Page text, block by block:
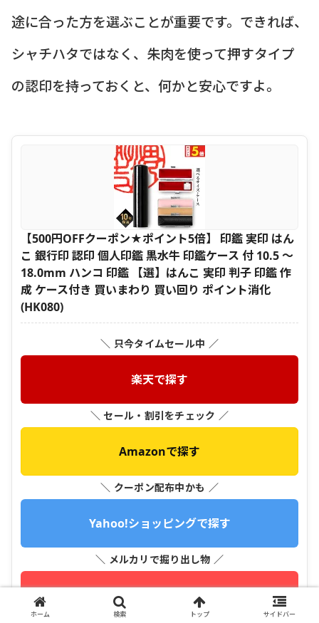
途に合った方を選ぶことが重要です。できれば、
シャチハタではなく、朱肉を使って押すタイプ
の認印を持っておくと、何かと安心ですよ。
【500円OFFクーポン★ポイント5倍】 印鑑 実印 はん
こ 銀行印 認印 個人印鑑 黒水牛 印鑑ケース 付 10.5 ～
18.0mm ハンコ 印鑑 【選】はんこ 実印 判子 印鑑 作
成 ケース付き 買いまわり 買い回り ポイント消化
(HK080)
＼ 只今タイムセール中 ／
楽天で探す
＼ セール・割引をチェック ／
Amazonで探す
＼ クーポン配布中かも ／
Yahoo!ショッピングで探す
＼ メルカリで掘り出し物 ／
メルカリで探す
ホーム 検索 トップ サイドバー